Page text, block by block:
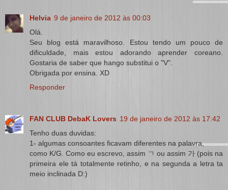
Helvia 9 de janeiro de 2012 às 00:03
Olá.
Seu blog está maravilhoso. Estou tendo um pouco de
dificuldade, mais estou adorando aprender coreano.
Gostaria de saber que hango substitui o "V".
Obrigada por ensina. XD
Responder
FAN CLUB DebaK Lovers 19 de janeiro de 2012 às 17:42
Tenho duas duvidas:
1- algumas consoantes ficavam diferentes na palavra,
como K/G. Como eu escrevo, assim ㄱ ou assim 가 (pois na
primeira ele tá totalmente retinho, e na segunda a letra ta
meio inclinada D:)